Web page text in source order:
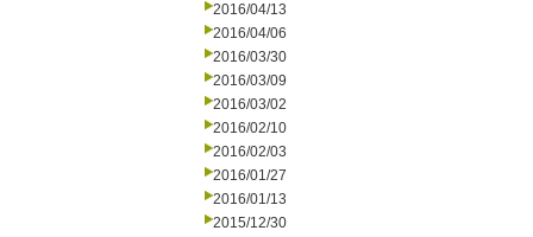
2016/04/13
2016/04/06
2016/03/30
2016/03/09
2016/03/02
2016/02/10
2016/02/03
2016/01/27
2016/01/13
2015/12/30